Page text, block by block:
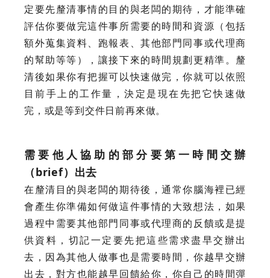
定要先釐清事情的目的與老闆的期待，才能準確
評估你要做完這件事所需要的時間和資源（包括
額外蒐集資料、跑報表、其他部門同事或代理商
的幫助等等），讓接下來的時間規劃更精準。釐
清後如果你有把握可以快速做完，你就可以依照
目前手上的工作量，決定是現在先把它快速做
完，或是等到交件日前再來做。
需要他人協助的部分要第一時間交辦
（brief）出去
在釐清目的與老闆的期待後，通常你腦海裡已經
會產生你準備如何做這件事情的大致想法，如果
過程中需要其他部門同事或代理商的反饋或是提
供資料，切記一定要先把這些需求盡早交辦出
去，因為其他人做事也是需要時間，你越早交辦
出去，對方也能越早回饋給你，你自己的時間彈